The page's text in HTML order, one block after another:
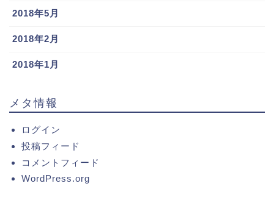
2018年5月
2018年2月
2018年1月
メタ情報
ログイン
投稿フィード
コメントフィード
WordPress.org